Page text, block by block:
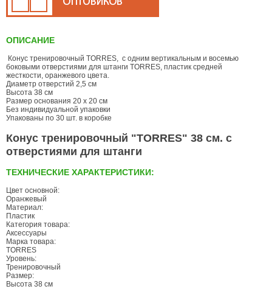
ОПИСАНИЕ
Конус тренировочный TORRES, с одним вертикальным и восемью
боковыми отверстиями для штанги TORRES, пластик средней
жесткости, оранжевого цвета.
Диаметр отверстий 2,5 см
Высота 38 см
Размер основания 20 х 20 см
Без индивидуальной упаковки
Упакованы по 30 шт. в коробке
Конус тренировочный "TORRES" 38 см. с
отверстиями для штанги
ТЕХНИЧЕСКИЕ ХАРАКТЕРИСТИКИ:
Цвет основной:
Оранжевый
Материал:
Пластик
Категория товара:
Аксессуары
Марка товара:
TORRES
Уровень:
Тренировочный
Размер:
Высота 38 см